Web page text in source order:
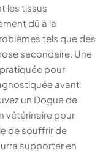
les tissus
dû à la
tels que des
secondaire. Une
pour
avant
un Dogue de
vétérinaire pour
de souffrir de
supporter en